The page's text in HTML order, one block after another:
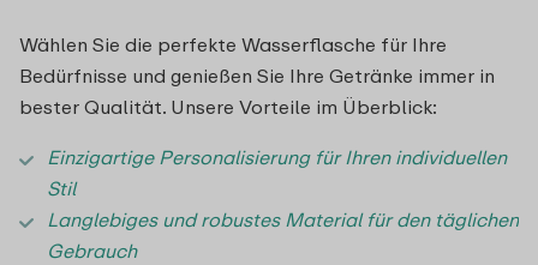
Wählen Sie die perfekte Wasserflasche für Ihre
Bedürfnisse und genießen Sie Ihre Getränke immer in
bester Qualität. Unsere Vorteile im Überblick:
Einzigartige Personalisierung für Ihren individuellen
Stil
Langlebiges und robustes Material für den täglichen
Gebrauch